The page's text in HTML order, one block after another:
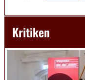
Kritiken